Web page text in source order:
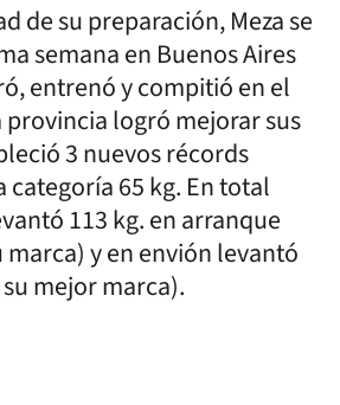
de su preparación, Meza se
semana en Buenos Aires
entrenó y compitió en el
provincia logró mejorar sus
3 nuevos récords
categoría 65 kg. En total
113 kg. en arranque
marca) y en envión levantó
mejor marca).